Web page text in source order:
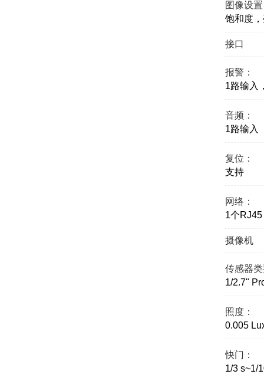
图像设
饱和度
接口
报警：
1路输入
音频：
1路输入
复位：
支持
网络：
1个
摄像机
传感器
1/2.7"
照度：
0.005
快门：
1/3 s~1/